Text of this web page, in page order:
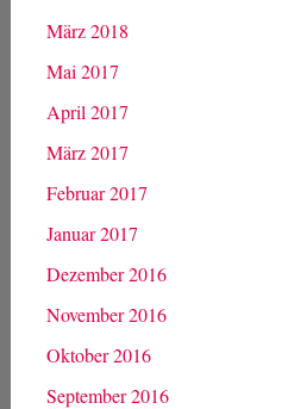
März 2018
Mai 2017
April 2017
März 2017
Februar 2017
Januar 2017
Dezember 2016
November 2016
Oktober 2016
September 2016